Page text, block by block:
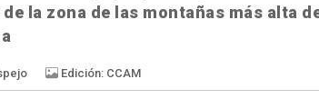
la zona de las montañas más alta